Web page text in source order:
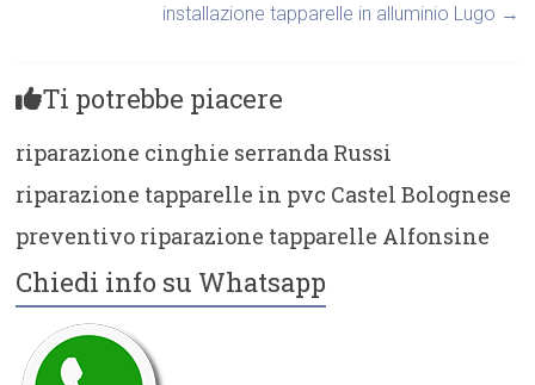
installazione tapparelle in alluminio Lugo →
Ti potrebbe piacere
riparazione cinghie serranda Russi
riparazione tapparelle in pvc Castel Bolognese
preventivo riparazione tapparelle Alfonsine
Chiedi info su Whatsapp